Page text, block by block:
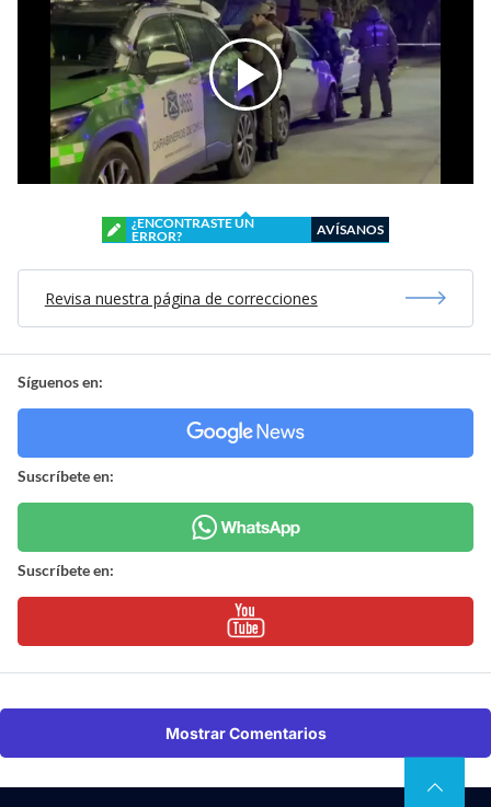
¿ENCONTRASTE UN
ERROR?
AVÍSANOS
Revisa nuestra página de correcciones
Síguenos en:
Suscríbete en:
Suscríbete en:
Mostrar Comentarios